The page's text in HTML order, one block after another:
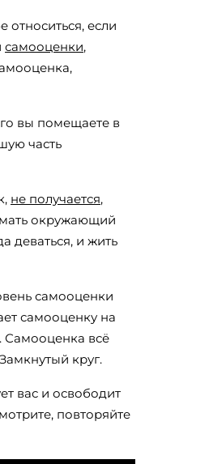
если
самооценки,
вы помещаете в
часть
не получается,
окружающий
деваться, и жить
самооценки
самооценку на
. Самооценка всё
круг.
вас и освободит
повторяйте